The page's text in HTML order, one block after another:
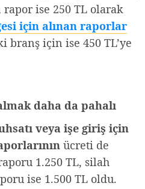
ise 250 TL olarak
için alınan raporlar
branş için ise 450 TL’ye
daha da pahalı
veya işe giriş için
ücreti de
1.250 TL, silah
ise 1.500 TL oldu.